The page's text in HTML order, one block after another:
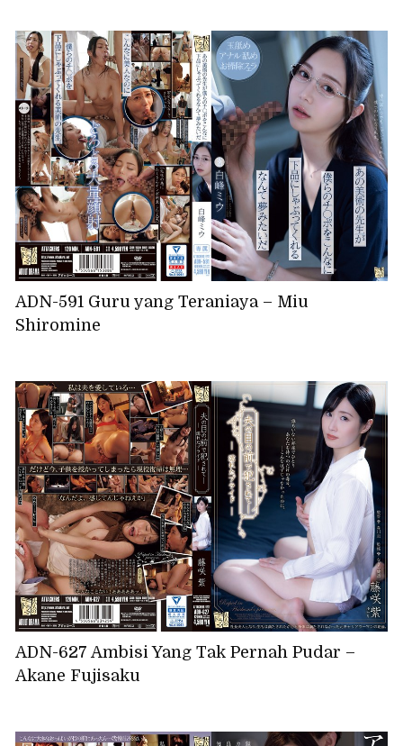
ADN-591 Guru yang Teraniaya – Miu
Shiromine
ADN-627 Ambisi Yang Tak Pernah Pudar –
Akane Fujisaku